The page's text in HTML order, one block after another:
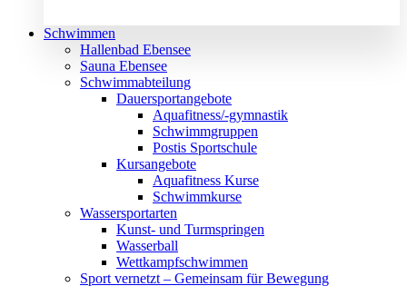
Schwimmen
Hallenbad Ebensee
Sauna Ebensee
Schwimmabteilung
Dauersportangebote
Aquafitness/-gymnastik
Schwimmgruppen
Postis Sportschule
Kursangebote
Aquafitness Kurse
Schwimmkurse
Wassersportarten
Kunst- und Turmspringen
Wasserball
Wettkampfschwimmen
Sport vernetzt – Gemeinsam für Bewegung